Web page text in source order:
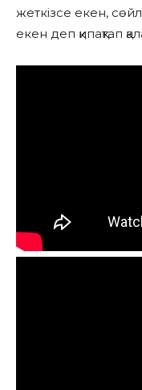
жеткізсе екен,
екен деп қипақтап